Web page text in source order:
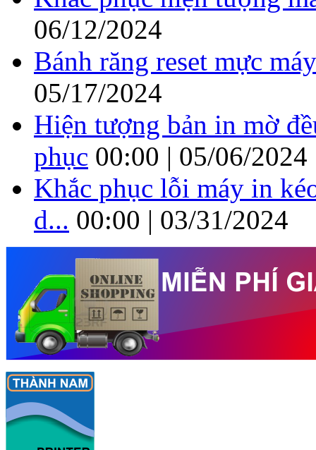
06/12/2024
Bánh răng reset mực
05/17/2024
Hiện tượng bản in mờ
phục 00:00 | 05/06/2024
Khắc phục lỗi máy in
d... 00:00 | 03/31/2024